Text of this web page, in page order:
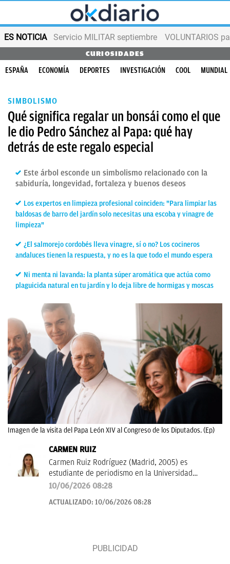
ES NOTICIA Servicio MILITAR septiembre VOLUNTARIOS
CURIOSIDADES
ESPAÑA ECONOMÍA DEPORTES INVESTIGACIÓN COOL MUNDIAL
SIMBOLISMO
Qué significa regalar un bonsái como el que
le dio Pedro Sánchez al Papa: qué hay
detrás de este regalo especial
Este árbol esconde un simbolismo relacionado con la
sabiduría, longevidad, fortaleza y buenos deseos
Los expertos en limpieza profesional coinciden: "Para limpiar las
baldosas de barro del jardín solo necesitas una escoba y vinagre de
limpieza"
¿El salmorejo cordobés lleva vinagre, sí o no? Los cocineros
andaluces tienen la respuesta, y no es la que todo el mundo espera
Ni menta ni lavanda: la planta súper aromática que actúa como
plaguicida natural en tu jardín y lo deja libre de hormigas y moscas
Imagen de la visita del Papa León XIV al Congreso de los Diputados. (Ep)
CARMEN RUIZ
Carmen Ruiz Rodríguez (Madrid, 2005) es
estudiante de periodismo en la Universidad
Complutense de Madrid (UCM) desde el año 2023.
información de actualidad. Con experiencia en
10/06/2026 08:28
ACTUALIZADO: 10/06/2026 08:28